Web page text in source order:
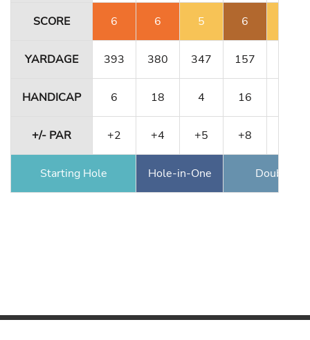
SCORE 6 6 5 6
YARDAGE 393 380 347 157
HANDICAP 6 18 4 16
+/- PAR +2 +4 +5 +8
Starting Hole Hole-in-One Double